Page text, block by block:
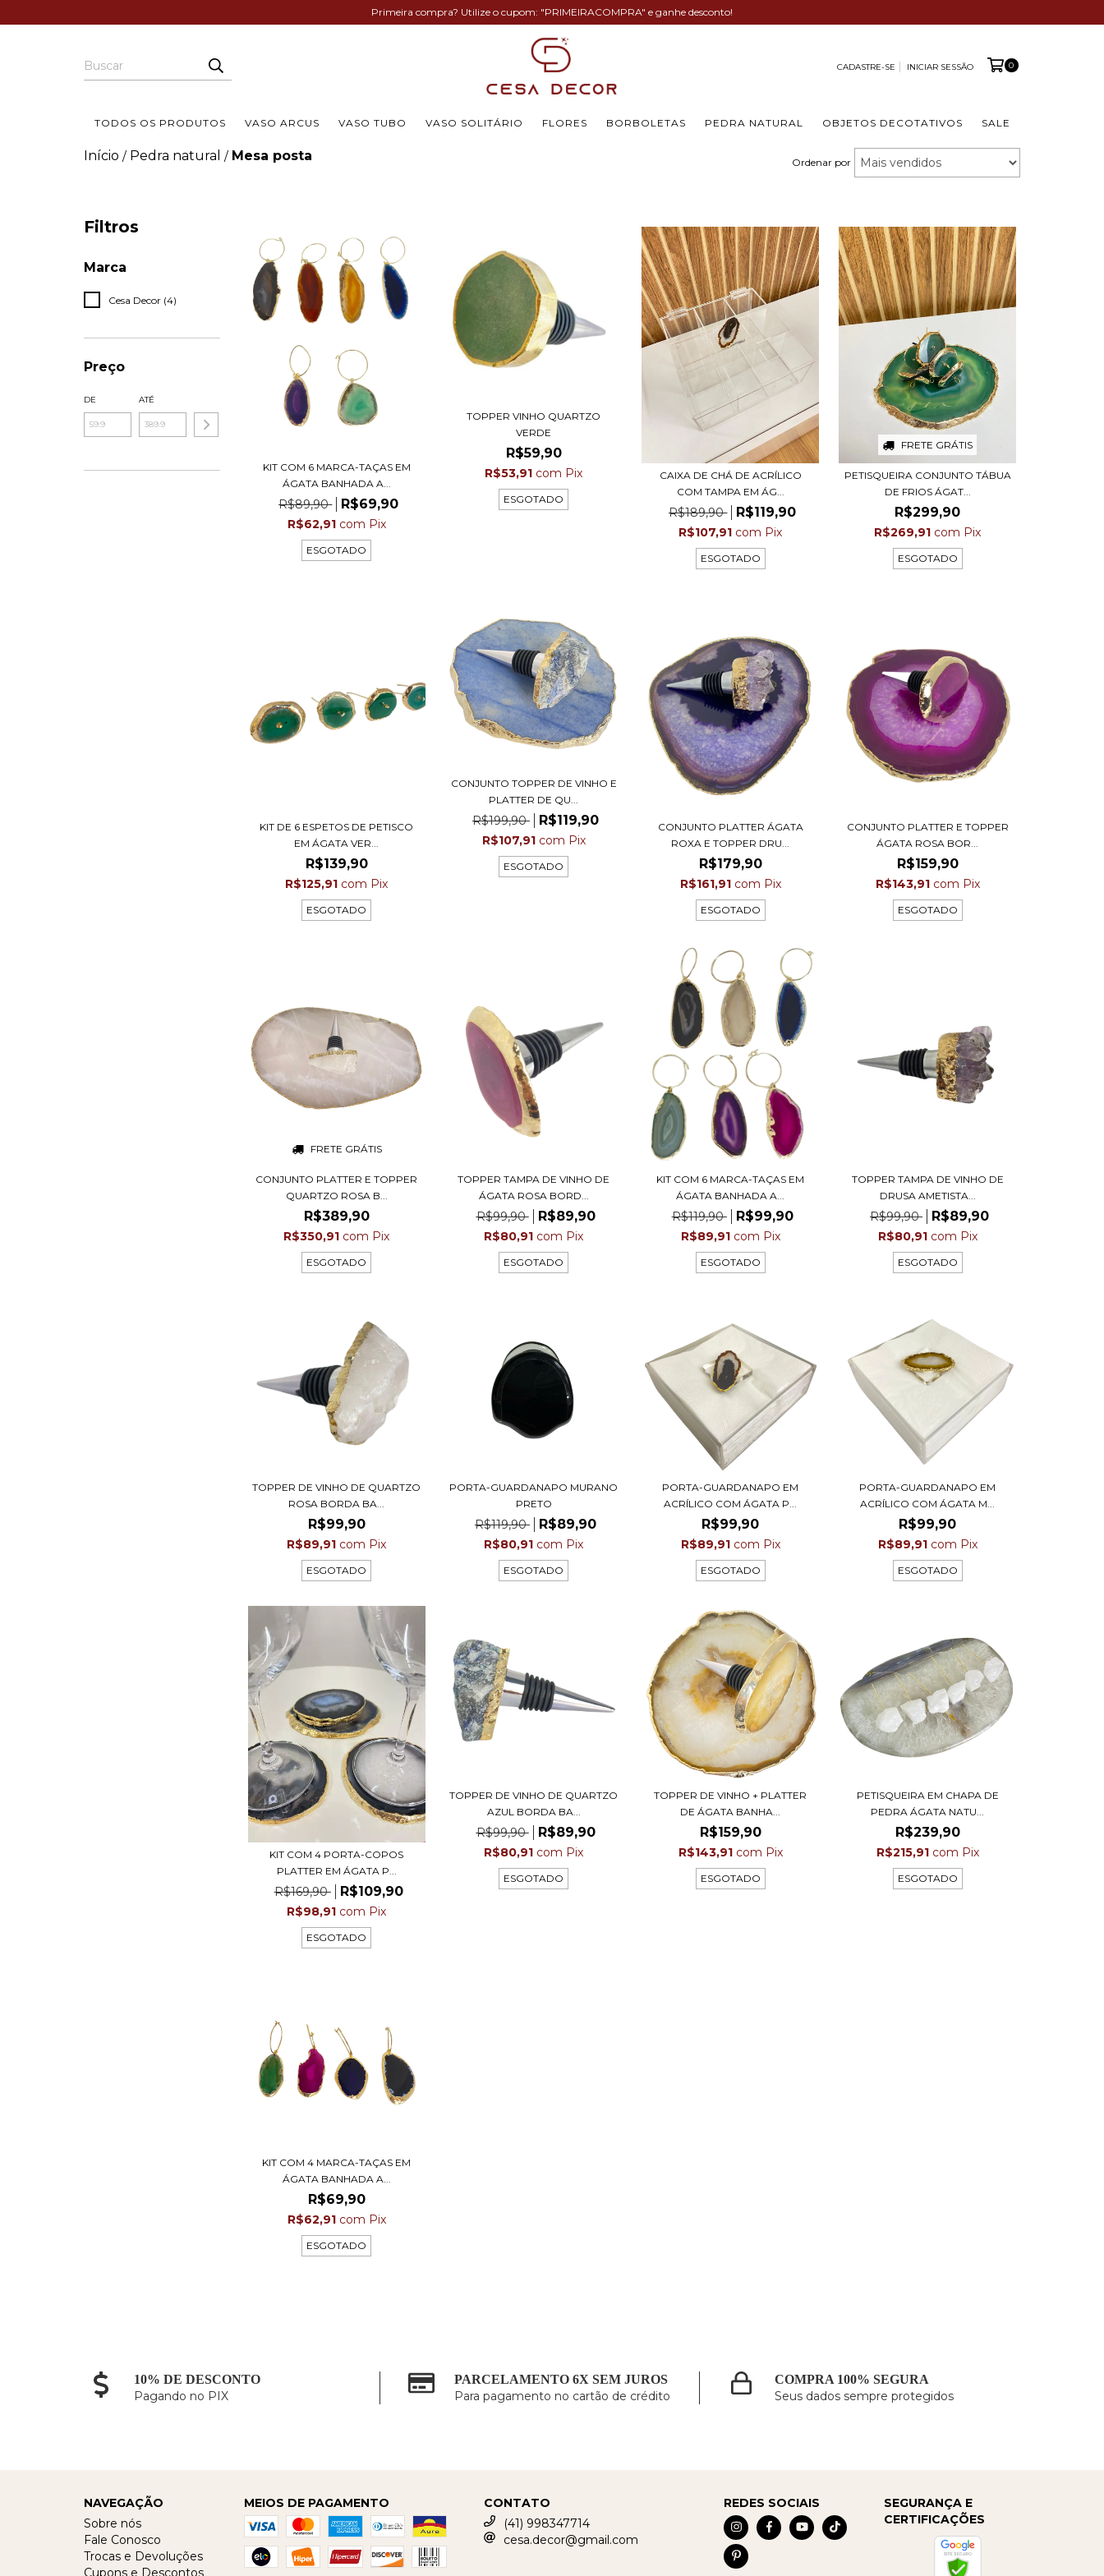
Primeira compra? Utilize o cupom: "PRIMEIRACOMPRA" e ganhe desconto!
CADASTRE-SE INICIAR SESSÃO 0
TODOS OS PRODUTOS VASO ARCUS VASO TUBO VASO SOLITÁRIO FLORES BORBOLETAS PEDRA NATURAL OBJETOS DECOTATIVOS SALE
Início / Pedra natural / Mesa posta Ordenar por
Filtros
Marca
Cesa Decor (4)
Preço
DE ATÉ
KIT COM 6 MARCA-TAÇAS EM
ÁGATA BANHADA A...
R$89,90 R$69,90
R$62,91 com Pix
ESGOTADO
TOPPER VINHO QUARTZO
VERDE
R$59,90
R$53,91 com Pix
ESGOTADO
CAIXA DE CHÁ DE ACRÍLICO
COM TAMPA EM ÁG...
R$189,90 R$119,90
R$107,91 com Pix
ESGOTADO
FRETE GRÁTIS
PETISQUEIRA CONJUNTO TÁBUA
DE FRIOS ÁGAT...
R$299,90
R$269,91 com Pix
ESGOTADO
KIT DE 6 ESPETOS DE PETISCO
EM ÁGATA VER...
R$139,90
R$125,91 com Pix
ESGOTADO
CONJUNTO TOPPER DE VINHO E
PLATTER DE QU...
R$199,90 R$119,90
R$107,91 com Pix
ESGOTADO
CONJUNTO PLATTER ÁGATA
ROXA E TOPPER DRU...
R$179,90
R$161,91 com Pix
ESGOTADO
CONJUNTO PLATTER E TOPPER
ÁGATA ROSA BOR...
R$159,90
R$143,91 com Pix
ESGOTADO
FRETE GRÁTIS
CONJUNTO PLATTER E TOPPER
QUARTZO ROSA B...
R$389,90
R$350,91 com Pix
ESGOTADO
TOPPER TAMPA DE VINHO DE
ÁGATA ROSA BORD...
R$99,90 R$89,90
R$80,91 com Pix
ESGOTADO
KIT COM 6 MARCA-TAÇAS EM
ÁGATA BANHADA A...
R$119,90 R$99,90
R$89,91 com Pix
ESGOTADO
TOPPER TAMPA DE VINHO DE
DRUSA AMETISTA...
R$99,90 R$89,90
R$80,91 com Pix
ESGOTADO
TOPPER DE VINHO DE QUARTZO
ROSA BORDA BA...
R$99,90
R$89,91 com Pix
ESGOTADO
PORTA-GUARDANAPO MURANO
PRETO
R$119,90 R$89,90
R$80,91 com Pix
ESGOTADO
PORTA-GUARDANAPO EM
ACRÍLICO COM ÁGATA P...
R$99,90
R$89,91 com Pix
ESGOTADO
PORTA-GUARDANAPO EM
ACRÍLICO COM ÁGATA M...
R$99,90
R$89,91 com Pix
ESGOTADO
KIT COM 4 PORTA-COPOS
PLATTER EM ÁGATA P...
R$169,90 R$109,90
R$98,91 com Pix
ESGOTADO
TOPPER DE VINHO DE QUARTZO
AZUL BORDA BA...
R$99,90 R$89,90
R$80,91 com Pix
ESGOTADO
TOPPER DE VINHO + PLATTER
DE ÁGATA BANHA...
R$159,90
R$143,91 com Pix
ESGOTADO
PETISQUEIRA EM CHAPA DE
PEDRA ÁGATA NATU...
R$239,90
R$215,91 com Pix
ESGOTADO
KIT COM 4 MARCA-TAÇAS EM
ÁGATA BANHADA A...
R$69,90
R$62,91 com Pix
ESGOTADO
10% DE DESCONTO
Pagando no PIX
PARCELAMENTO 6X SEM JUROS
Para pagamento no cartão de crédito
COMPRA 100% SEGURA
Seus dados sempre protegidos
NAVEGAÇÃO
Sobre nós
Fale Conosco
Trocas e Devoluções
Cupons e Descontos
MEIOS DE PAGAMENTO
CONTATO
(41) 998347714
cesa.decor@gmail.com
REDES SOCIAIS
SEGURANÇA E
CERTIFICAÇÕES